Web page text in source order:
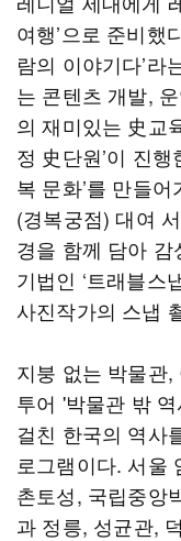
여행’으로 준비했
람의 이야기다’라
는 콘텐츠 개발,
의 재미있는 史교
정 史단원’이 진
복 문화’를 만들
(경복궁점) 대여
경을 함께 담아
기법인 ‘트래블스
사진작가의 스냅
지붕 없는 박물관
투어 '박물관 밖
걸친 한국의 역사
로그램이다. 서울
촌토성, 국립중앙
과 정릉, 성균관,